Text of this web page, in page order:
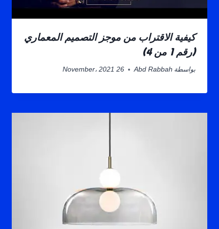
كيفية الاقتراب من موجز التصميم المعماري
(رقم 1 من 4)
بواسطة Abd Rabbah 26 November، 2021